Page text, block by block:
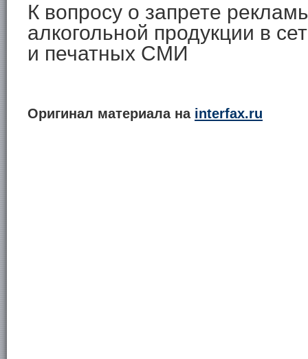
К вопросу о запрете
алкогольной продукции в
и печатных СМИ
Оригинал материала на interfax.ru